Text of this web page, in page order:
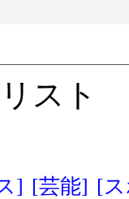
スト
] [芸能] [